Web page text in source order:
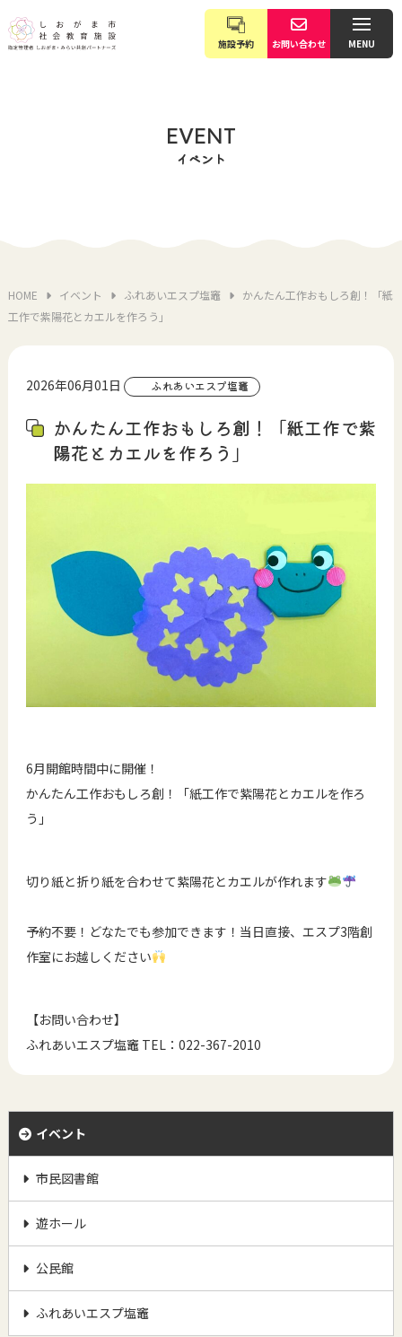
施設予約 お問い合わせ MENU
EVENT
イベント
HOME イベント ふれあいエスプ塩竈
かんたん工作おもしろ創！「紙
工作で紫陽花とカエルを作ろう」
2026年06月01日 ふれあいエスプ塩竈
かんたん工作おもしろ創！「紙工作で紫
陽花とカエルを作ろう」
6月開館時間中に開催！
かんたん工作おもしろ創！「紙工作で紫陽花とカエルを作ろ
う」
切り紙と折り紙を合わせて紫陽花とカエルが作れます
予約不要！どなたでも参加できます！当日直接、エスプ3階創
作室にお越しください
【お問い合わせ】
ふれあいエスプ塩竈 TEL：022-367-2010
イベント
市民図書館
遊ホール
公民館
ふれあいエスプ塩竈